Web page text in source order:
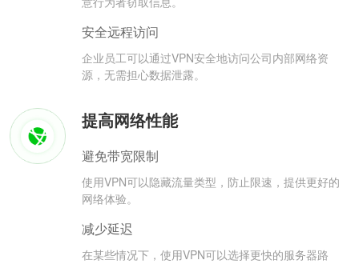
安全远程访问
企业员工可以通过VPN安全地访问公司内部网络资
源，无需担心数据泄露。
提高网络性能
避免带宽限制
使用VPN可以隐藏流量类型，防止限速，提供更好的
网络体验。
减少延迟
在某些情况下，使用VPN可以选择更快的服务器路